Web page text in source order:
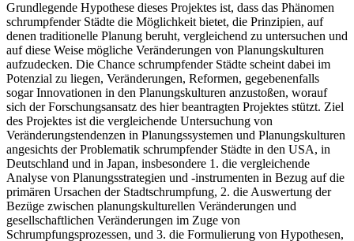
Grundlegende Hypothese dieses Projektes ist, dass das Phänomen
schrumpfender Städte die Möglichkeit bietet, die Prinzipien, auf
denen traditionelle Planung beruht, vergleichend zu untersuchen und
auf diese Weise mögliche Veränderungen von Planungskulturen
aufzudecken. Die Chance schrumpfender Städte scheint dabei im
Potenzial zu liegen, Veränderungen, Reformen, gegebenenfalls
sogar Innovationen in den Planungskulturen anzustoßen, worauf
sich der Forschungsansatz des hier beantragten Projektes stützt. Ziel
des Projektes ist die vergleichende Untersuchung von
Veränderungstendenzen in Planungssystemen und Planungskulturen
angesichts der Problematik schrumpfender Städte in den USA, in
Deutschland und in Japan, insbesondere 1. die vergleichende
Analyse von Planungsstrategien und -instrumenten in Bezug auf die
primären Ursachen der Stadtschrumpfung, 2. die Auswertung der
Bezüge zwischen planungskulturellen Veränderungen und
gesellschaftlichen Veränderungen im Zuge von
Schrumpfungsprozessen, und 3. die Formulierung von Hypothesen,